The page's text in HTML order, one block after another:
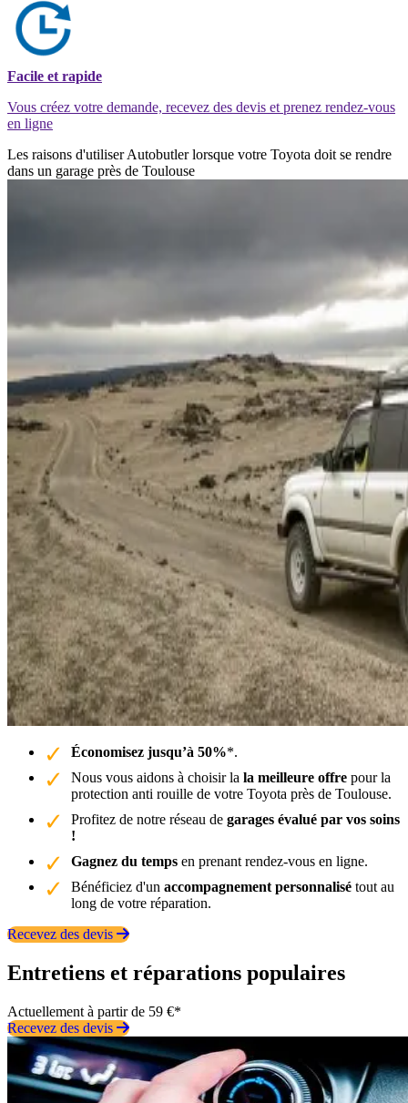
Facile et rapide
Vous créez votre demande, recevez des devis et prenez rendez-vous
en ligne
Les raisons d'utiliser Autobutler lorsque votre Toyota doit se rendre
dans un garage près de Toulouse
Économisez jusqu’à 50%*.
Nous vous aidons à choisir la la meilleure offre pour la
protection anti rouille de votre Toyota près de Toulouse.
Profitez de notre réseau de garages évalué par vos soins
!
Gagnez du temps en prenant rendez-vous en ligne.
Bénéficiez d'un accompagnement personnalisé tout au
long de votre réparation.
Recevez des devis
Entretiens et réparations populaires
Actuellement à partir de 59 €*
Recevez des devis